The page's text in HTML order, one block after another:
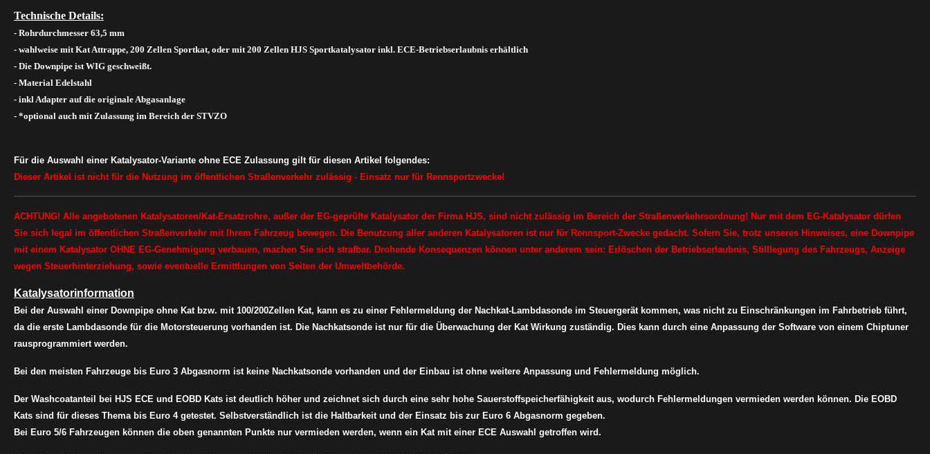
Technische Details:
- Rohrdurchmesser 63,5 mm
- wahlweise mit Kat Attrappe, 200 Zellen Sportkat, oder mit 200 Zellen HJS Sportkatalysator inkl. ECE-Betriebserlaubnis erhältlich
- Die Downpipe ist WIG geschweißt.
- Material Edelstahl
- inkl Adapter auf die originale Abgasanlage
- *optional auch mit Zulassung im Bereich der STVZO
Für die Auswahl einer Katalysator-Variante ohne ECE Zulassung gilt für diesen Artikel folgendes:
Dieser Artikel ist nicht für die Nutzung im öffentlichen Straßenverkehr zulässig - Einsatz nur für Rennsportzwecke!
ACHTUNG! Alle angebotenen Katalysatoren/Kat-Ersatzrohre, außer der EG-geprüfte Katalysator der Firma HJS, sind nicht zulässig im Bereich der Straßenverkehrsordnung! Nur mit dem EG-Katalysator dürfen
Sie sich legal im öffentlichen Straßenverkehr mit Ihrem Fahrzeug bewegen. Die Benutzung aller anderen Katalysatoren ist nur für Rennsport-Zwecke gedacht. Sofern Sie, trotz unseres Hinweises, eine Downpipe
mit einem Katalysator OHNE EG-Genehmigung verbauen, machen Sie sich strafbar. Drohende Konsequenzen können unter anderem sein: Erlöschen der Betriebserlaubnis, Stilllegung des Fahrzeugs, Anzeige
wegen Steuerhinterziehung, sowie eventuelle Ermittlungen von Seiten der Umweltbehörde.
Katalysatorinformation
Bei der Auswahl einer Downpipe ohne Kat bzw. mit 100/200Zellen Kat, kann es zu einer Fehlermeldung der Nachkat-Lambdasonde im Steuergerät kommen, was nicht zu Einschränkungen im Fahrbetrieb führt,
da die erste Lambdasonde für die Motorsteuerung vorhanden ist. Die Nachkatsonde ist nur für die Überwachung der Kat Wirkung zuständig. Dies kann durch eine Anpassung der Software von einem Chiptuner
rausprogrammiert werden.
Bei den meisten Fahrzeuge bis Euro 3 Abgasnorm ist keine Nachkatsonde vorhanden und der Einbau ist ohne weitere Anpassung und Fehlermeldung möglich.
Der Washcoatanteil bei HJS ECE und EOBD Kats ist deutlich höher und zeichnet sich durch eine sehr hohe Sauerstoffspeicherfähigkeit aus, wodurch Fehlermeldungen vermieden werden können. Die EOBD
Kats sind für dieses Thema bis Euro 4 getestet. Selbstverständlich ist die Haltbarkeit und der Einsatz bis zur Euro 6 Abgasnorm gegeben.
Bei Euro 5/6 Fahrzeugen können die oben genannten Punkte nur vermieden werden, wenn ein Kat mit einer ECE Auswahl getroffen wird.